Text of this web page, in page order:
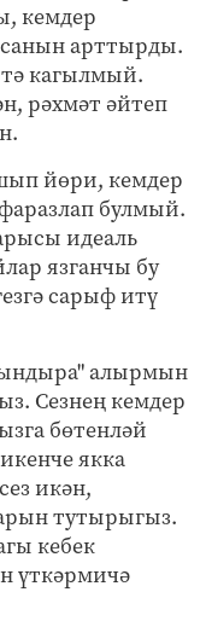
кемдер
арттырды.
тә кагылмый.
рәхмәт әйтеп
йөри, кемдер
булмый.
идеаль
язганчы бу
сарыф итү
алырмын
Сезнең кемдер
бөтенләй
якка
икән,
тутырыгыз.
кебек
үткәрмичә